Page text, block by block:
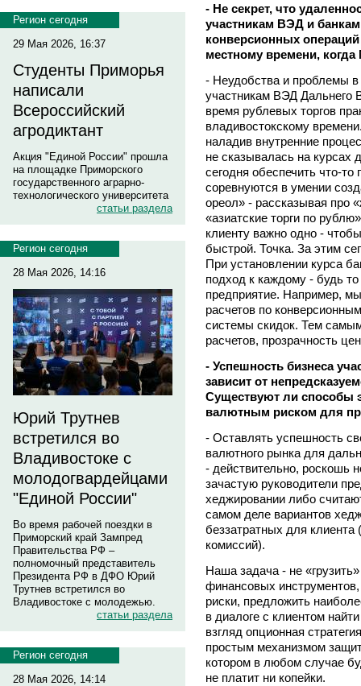
Регион сегодня
29 Мая 2026, 16:37
Студенты Приморья
написали
Всероссийский
агродиктант
Акция "Единой России" прошла
на площадке Приморского
государственного аграрно-
технологического университета
статьи раздела
Регион сегодня
28 Мая 2026, 14:16
Юрий Трутнев
встретился во
Владивостоке с
молодогвардейцами
"Единой России"
Во время рабочей поездки в
Приморский край Зампред
Правительства РФ –
полномочный представитель
Президента РФ в ДФО Юрий
Трутнев встретился во
Владивостоке с молодежью.
статьи раздела
Регион сегодня
28 Мая 2026, 14:14
- Не секрет, что
участникам ВЭД и
конверсионных
местному времени, когда
- Неудобства и проблемы
участникам ВЭД Дальнего
время рублевых торгов
владивостокскому
наладив внутренние
не сказывалась на курсах
сегодня обеспечить что-
соревнуются в умении
ореол» - рассказывая про
«азиатские торги по
клиенту важно одно -
быстрой. Точка. За этим
При установлении курса
подход к каждому - будь
предприятие. Например,
расчетов по
системы скидок. Тем
расчетов, прозрачность
- Успешность бизнеса
зависит от
Существуют ли способы
валютным риском для
- Оставлять успешность
валютного рынка для
- действительно, роскошь
зачастую руководители
хеджировании либо
самом деле вариантов
беззатратных для
комиссий).
Наша задача - не
финансовых
риски, предложить
в диалоге с клиентом
взгляд опционная
простым механизмом
котором в любом случае
не платит ни копейки.